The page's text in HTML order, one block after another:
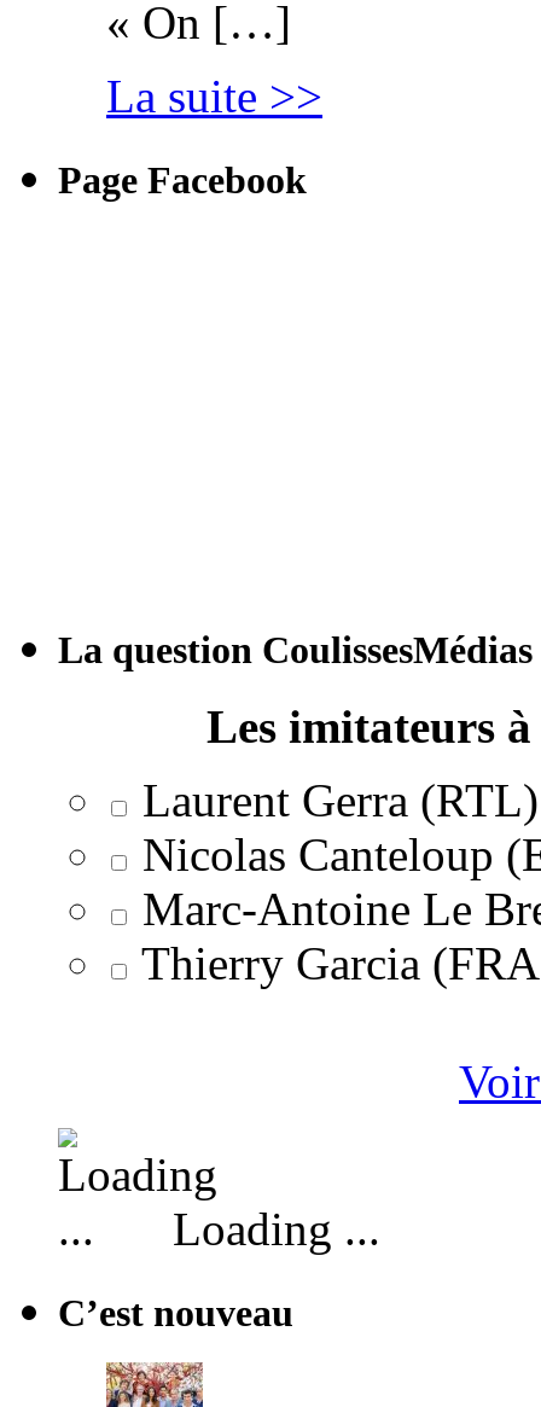
« On […]
La suite >>
Page Facebook
La question CoulissesMédias
Les imitateurs
Laurent Gerra (RTL)
Nicolas Canteloup
Marc-Antoine Le
Thierry Garcia
Loading ...
C’est nouveau